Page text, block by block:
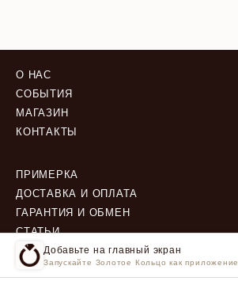
Добавьте на главный экран
Запускайте Золотое Кольцо как приложение
О НАС
СОБЫТИЯ
МАГАЗИН
КОНТАКТЫ
ПРИМЕРКА
ДОСТАВКА И ОПЛАТА
ГАРАНТИЯ И ОБМЕН
СТАТЬИ
ПОЛИТИКА КОНФИДЕНЦИАЛЬНОСТИ